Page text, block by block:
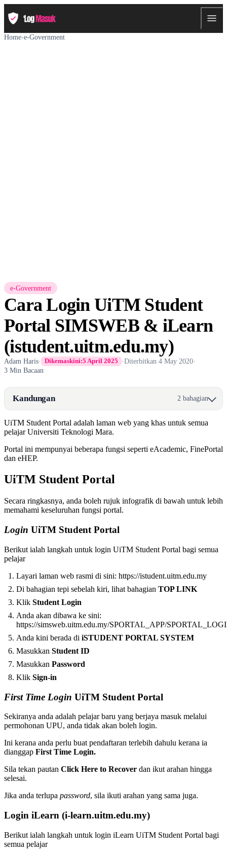
Home›e-Government
e-Government
Cara Login UiTM Student
Portal SIMSWEB & iLearn
(istudent.uitm.edu.my)
Adam Haris· Dikemaskini:5 April 2025 ·Diterbitkan4 May 2020·
3 Min Bacaan
Kandungan 2 bahagian
UiTM Student Portal adalah laman web yang khas untuk semua
pelajar Universiti Teknologi Mara.
Portal ini mempunyai beberapa fungsi seperti eAcademic, FinePortal
dan eHEP.
UiTM Student Portal
Secara ringkasnya, anda boleh rujuk infografik di bawah untuk lebih
memahami keseluruhan fungsi portal.
Login UiTM Student Portal
Berikut ialah langkah untuk login UiTM Student Portal bagi semua
pelajar
Layari laman web rasmi di sini: https://istudent.uitm.edu.my
Di bahagian tepi sebelah kiri, lihat bahagian TOP LINK
Klik Student Login
Anda akan dibawa ke sini:
https://simsweb.uitm.edu.my/SPORTAL_APP/
Anda kini berada di iSTUDENT PORTAL SYSTEM
Masukkan Student ID
Masukkan Password
Klik Sign-in
First Time Login UiTM Student Portal
Sekiranya anda adalah pelajar baru yang berjaya masuk melalui
permohonan UPU, anda tidak akan boleh login.
Ini kerana anda perlu buat pendaftaran terlebih dahulu kerana ia
dianggap First Time Login.
Sila tekan pautan Click Here to Recover dan ikut arahan hingga
selesai.
Jika anda terlupa password, sila ikuti arahan yang sama juga.
Login iLearn (i-learn.uitm.edu.my)
Berikut ialah langkah untuk login iLearn UiTM Student Portal bagi
semua pelajar